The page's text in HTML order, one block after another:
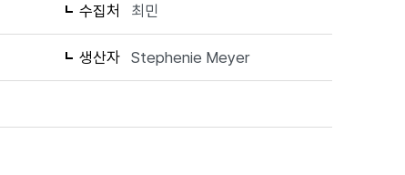
수집처 최민
생산자 Stephenie Meyer